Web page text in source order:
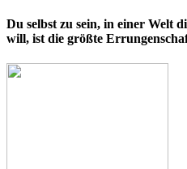
Du selbst zu sein, in einer Welt
will, ist die größte